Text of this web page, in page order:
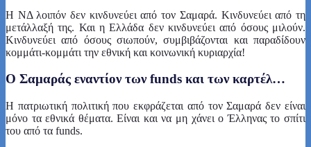
Η ΝΔ λοιπόν δεν κινδυνεύει από τον Σαμαρά. Κινδυνεύει από τη
μετάλλαξή της. Και η Ελλάδα δεν κινδυνεύει από όσους μιλούν.
Κινδυνεύει από όσους σιωπούν, συμβιβάζονται και παραδίδουν
κομμάτι-κομμάτι την εθνική και κοινωνική κυριαρχία!
Ο Σαμαράς εναντίον των funds και των καρτέλ…
Η πατριωτική πολιτική που εκφράζεται από τον Σαμαρά δεν είναι
μόνο τα εθνικά θέματα. Είναι και να μη χάνει ο Έλληνας το σπίτι
του από τα funds.